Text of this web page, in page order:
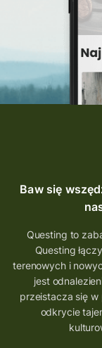
Quest
turystyka
szkolenie
questy w
Quest
co
aplikacja
trenerzy
szkolenie
Baw się
Questing to
Questing
terenowych i
jest
przeistacza się
odkrycie